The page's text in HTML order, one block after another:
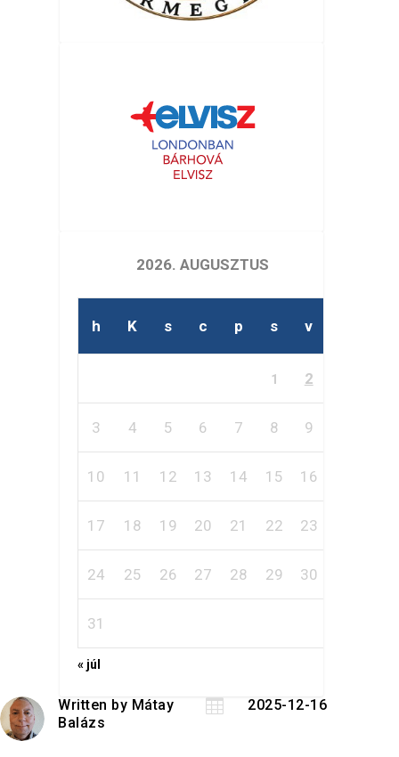
2026. AUGUSZTUS
h K s c p s v
1 2
3 4 5 6 7 8 9
10 11 12 13 14 15 16
17 18 19 20 21 22 23
24 25 26 27 28 29 30
31
« júl
Written by Mátay
Balázs
 2025-12-16